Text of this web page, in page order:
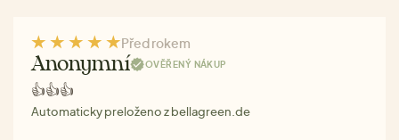
Před rokem
Anonymní OVĚŘENÝ NÁKUP
👍👍👍
Automaticky preloženo z bellagreen.de